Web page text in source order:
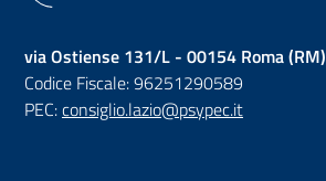
via Ostiense 131/L - 00154 Roma (RM)
Codice Fiscale: 96251290589
PEC:consiglio.lazio@psypec.it